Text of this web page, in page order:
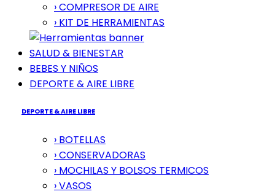
› COMPRESOR DE AIRE
› KIT DE HERRAMIENTAS
SALUD & BIENESTAR
BEBES Y NIÑOS
DEPORTE & AIRE LIBRE
DEPORTE & AIRE LIBRE
› BOTELLAS
› CONSERVADORAS
› MOCHILAS Y BOLSOS TERMICOS
› VASOS